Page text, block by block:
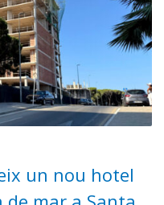
un nou hotel